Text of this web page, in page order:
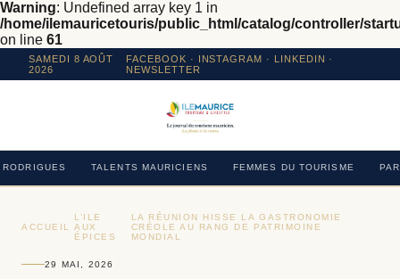
Warning: Undefined array key 1 in
/home/ilemauricetouris/public_html/catalog/controller/
on line 61
SAMEDI 8 AOÛT
2026
FACEBOOK · INSTAGRAM · LINKEDIN ·
NEWSLETTER
RODRIGUES TALENTS MAURICIENS FEMMES DU TOURISME
ACCUEIL ›
L’ILE
AUX
ÉPICES
LA RÉUNION HISSE LA GASTRONOMIE
CRÉOLE AU RANG DE PATRIMOINE
MONDIAL
29 MAI, 2026